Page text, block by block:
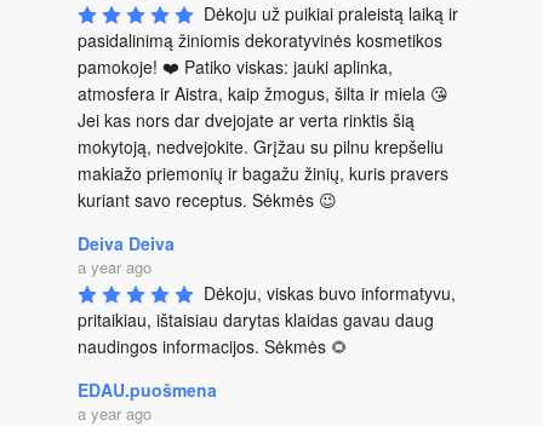
Dėkoju už puikiai praleistą laiką ir
pasidalinimą žiniomis dekoratyvinės kosmetikos
pamokoje! ❤️ Patiko viskas: jauki aplinka,
atmosfera ir Aistra, kaip žmogus, šilta ir miela 😘
Jei kas nors dar dvejojate ar verta rinktis šią
mokytoją, nedvejokite. Grįžau su pilnu krepšeliu
makiažo priemonių ir bagažu žinių, kuris pravers
kuriant savo receptus. Sėkmės 😉
Deiva Deiva
a year ago
Dėkoju, viskas buvo informatyvu,
pritaikiau, ištaisiau darytas klaidas gavau daug
naudingos informacijos. Sėkmės 🌻
EDAU.puošmena
a year ago